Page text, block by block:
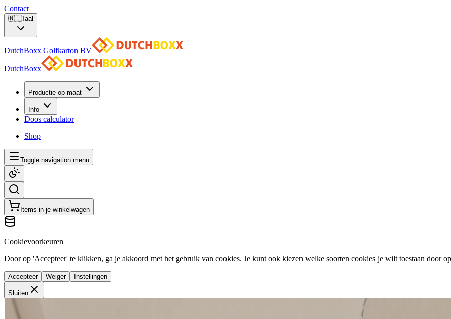
Contact
🇳🇱Taal
DutchBoxx Golfkarton BV
DutchBoxx
Productie op maat
Info
Doos calculator
Shop
Toggle navigation menu
Items in je winkelwagen
Cookievoorkeuren
Door op 'Accepteer' te klikken, ga je akkoord met het gebruik van cookies. Je kunt ook kiezen welke soorten cookies je wilt toestaan door
Accepteer Weiger Instellingen
Sluiten